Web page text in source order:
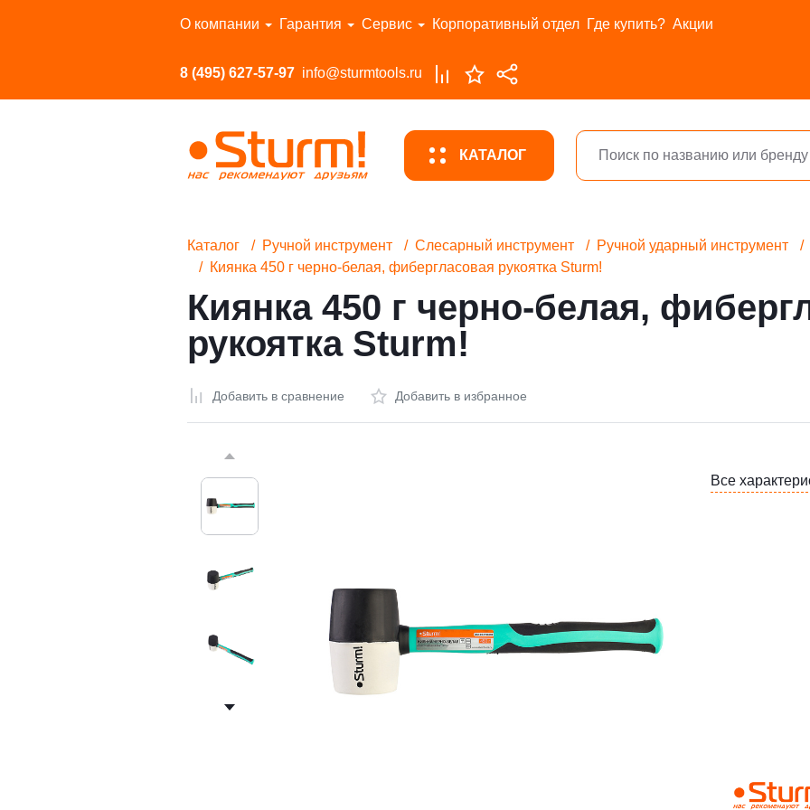
О компании Гарантия Сервис Корпоративный отдел Где купить? Акции
8 (495) 627-57-97 info@sturmtools.ru
КАТАЛОГ
Перейти в каталог
Каталог Ручной инструмент Слесарный инструмент Ручной ударный инструмент
Киянка 450 г черно-белая, фибергласовая рукоятка Sturm!
Киянка 450 г черно-белая,
рукоятка Sturm!
Добавить в сравнение Добавить в избранное
Все